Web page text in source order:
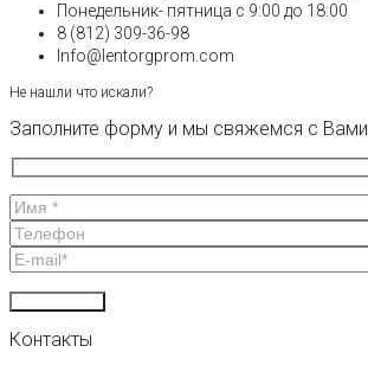
Понедельник- пятница с 9:00 до 18:00
8 (812) 309-36-98
Info@lentorgprom.com
Не нашли что искали?
Заполните форму и мы свяжемся с Вами
Контакты